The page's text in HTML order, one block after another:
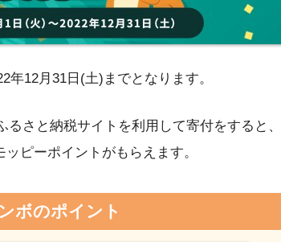
12月31日(土)までとなります。
さと納税サイトを利用して寄付をすると、
ピーポイントがもらえます。
ボのポイント